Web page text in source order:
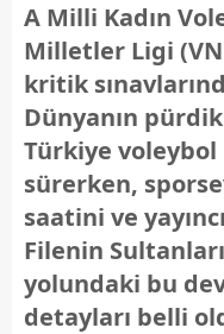
A Milli Kadın
Milletler Ligi
kritik
Dünyanın
Türkiye voleybol
sürerken,
saatini ve
Filenin
yolundaki bu
detayları belli